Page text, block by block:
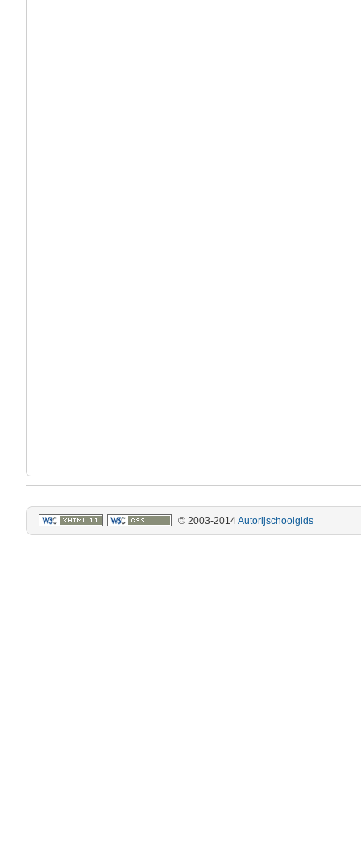
© 2003-2014Autorijschoolgids